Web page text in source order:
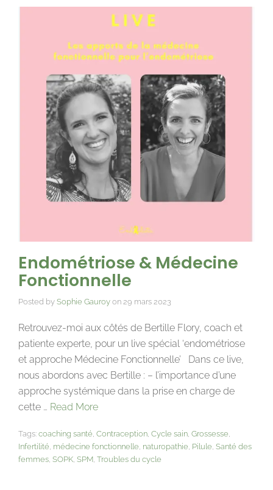
Endométriose & Médecine
Fonctionnelle
Posted by Sophie Gauroy on 29 mars 2023
Retrouvez-moi aux côtés de Bertille Flory, coach et
patiente experte, pour un live spécial ‘endométriose
et approche Médecine Fonctionnelle’ Dans ce live,
nous abordons avec Bertille : – l’importance d’une
approche systémique dans la prise en charge de
cette … Read More
Tags: coaching santé, Contraception, Cycle sain, Grossesse,
Infertilité, médecine fonctionnelle, naturopathie, Pilule, Santé des
femmes, SOPK, SPM, Troubles du cycle